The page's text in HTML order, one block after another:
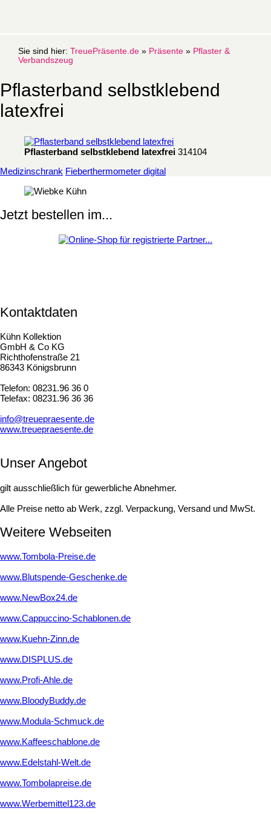
Sie sind hier: TreuePräsente.de » Präsente » Pflaster &
Verbandszeug
Pflasterband selbstklebend
latexfrei
Pflasterband selbstklebend latexfrei 314104
Medizinschrank Fieberthermometer digital
Jetzt bestellen im...
Kontaktdaten
Kühn Kollektion
GmbH & Co KG
Richthofenstraße 21
86343 Königsbrunn
Telefon: 08231.96 36 0
Telefax: 08231.96 36 36
info@treuepraesente.de
www.treuepraesente.de
Unser Angebot
gilt ausschließlich für gewerbliche Abnehmer.
Alle Preise netto ab Werk, zzgl. Verpackung, Versand und MwSt.
Weitere Webseiten
www.Tombola-Preise.de
www.Blutspende-Geschenke.de
www.NewBox24.de
www.Cappuccino-Schablonen.de
www.Kuehn-Zinn.de
www.DISPLUS.de
www.Profi-Ahle.de
www.BloodyBuddy.de
www.Modula-Schmuck.de
www.Kaffeeschablone.de
www.Edelstahl-Welt.de
www.Tombolapreise.de
www.Werbemittel123.de